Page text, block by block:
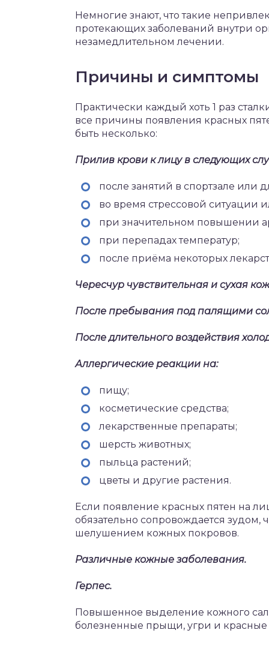
Немногие знают, что такие
протекающих заболеваний внутри
незамедлительном лечении.
Причины и симптомы
Практически каждый хоть 1 раз
все причины появления красных
быть несколько:
Прилив крови к лицу в следующих
после занятий в спортзале или
во время стрессовой ситуации
при значительном повышении
при перепадах температур;
после приёма некоторых
Чересчур чувствительная и сухая
После пребывания под палящими
После длительного воздействия
Аллергические реакции на:
пищу;
косметические средства;
лекарственные препараты;
шерсть животных;
пыльца растений;
цветы и другие растения.
Если появление красных пятен на
обязательно сопровождается зудом,
шелушением кожных покровов.
Различные кожные заболевания.
Герпес.
Повышенное выделение кожного
болезненные прыщи, угри и красные